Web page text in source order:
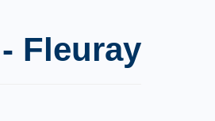
Fleuray